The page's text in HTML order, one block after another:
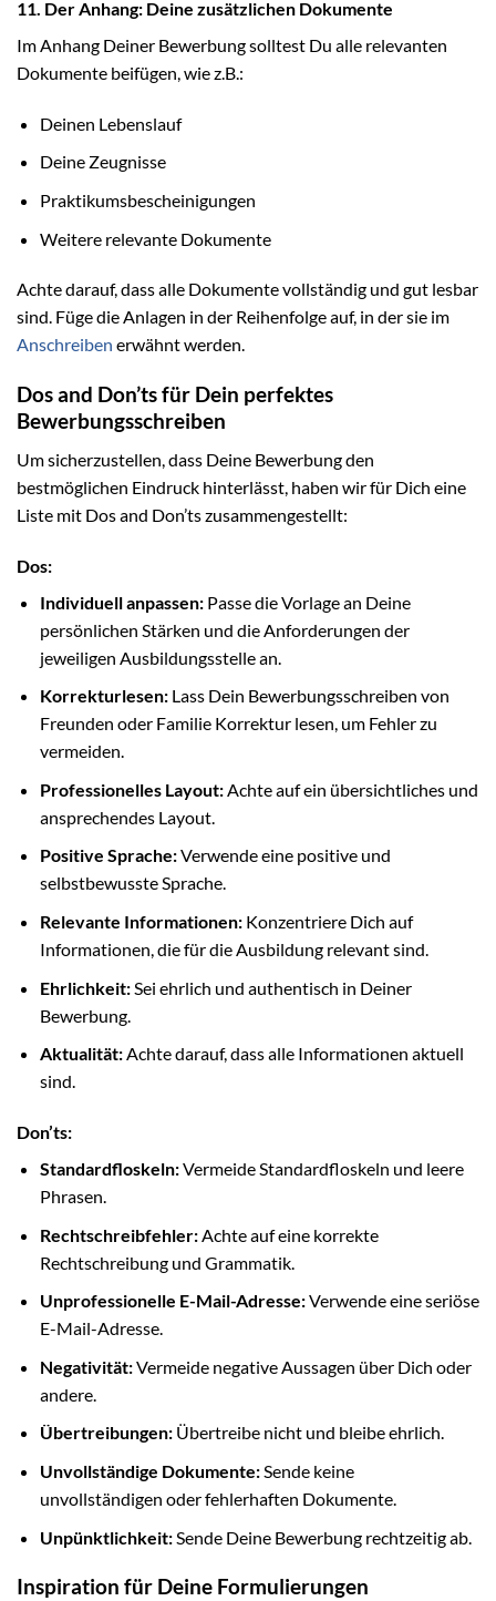
11. Der Anhang: Deine zusätzlichen Dokumente
Im Anhang Deiner Bewerbung solltest Du alle relevanten
Dokumente beifügen, wie z.B.:
Deinen Lebenslauf
Deine Zeugnisse
Praktikumsbescheinigungen
Weitere relevante Dokumente
Achte darauf, dass alle Dokumente vollständig und gut lesbar
sind. Füge die Anlagen in der Reihenfolge auf, in der sie im
Anschreiben erwähnt werden.
Dos and Don’ts für Dein perfektes
Bewerbungsschreiben
Um sicherzustellen, dass Deine Bewerbung den
bestmöglichen Eindruck hinterlässt, haben wir für Dich eine
Liste mit Dos and Don’ts zusammengestellt:
Dos:
Individuell anpassen:Passe die Vorlage an Deine
persönlichen Stärken und die Anforderungen der
jeweiligen Ausbildungsstelle an.
Korrekturlesen:Lass Dein Bewerbungsschreiben von
Freunden oder Familie Korrektur lesen, um Fehler zu
vermeiden.
Professionelles Layout:Achte auf ein übersichtliches und
ansprechendes Layout.
Positive Sprache:Verwende eine positive und
selbstbewusste Sprache.
Relevante Informationen:Konzentriere Dich auf
Informationen, die für die Ausbildung relevant sind.
Ehrlichkeit:Sei ehrlich und authentisch in Deiner
Bewerbung.
Aktualität:Achte darauf, dass alle Informationen aktuell
sind.
Don’ts:
Standardfloskeln:Vermeide Standardfloskeln und leere
Phrasen.
Rechtschreibfehler:Achte auf eine korrekte
Rechtschreibung und Grammatik.
Unprofessionelle E-Mail-Adresse:Verwende eine seriöse
E-Mail-Adresse.
Negativität:Vermeide negative Aussagen über Dich oder
andere.
Übertreibungen:Übertreibe nicht und bleibe ehrlich.
Unvollständige Dokumente:Sende keine
unvollständigen oder fehlerhaften Dokumente.
Unpünktlichkeit:Sende Deine Bewerbung rechtzeitig ab.
Inspiration für Deine Formulierungen